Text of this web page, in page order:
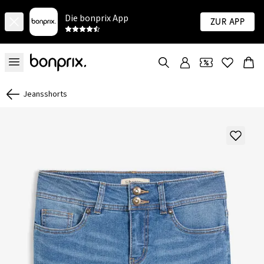
Die bonprix App Zur App
Jeansshorts